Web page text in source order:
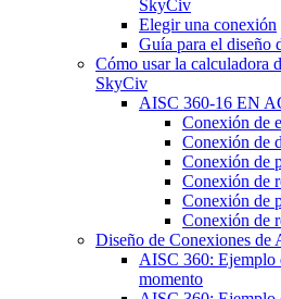
SkyCiv
Elegir una conexión
Guía para el diseño
Cómo usar la calculadora
SkyCiv
AISC 360-16 EN
Conexión de
Conexión de
Conexión de
Conexión de
Conexión de
Conexión de
Diseño de Conexiones de
AISC 360: Ejemplo
momento